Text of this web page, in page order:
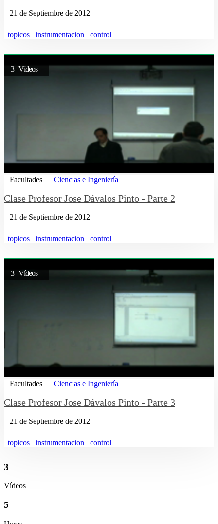
21 de Septiembre de 2012
topicos instrumentacion control
3 Vídeos
Facultades Ciencias e Ingeniería
Clase Profesor Jose Dávalos Pinto - Parte 2
21 de Septiembre de 2012
topicos instrumentacion control
3 Vídeos
Facultades Ciencias e Ingeniería
Clase Profesor Jose Dávalos Pinto - Parte 3
21 de Septiembre de 2012
topicos instrumentacion control
3
Vídeos
5